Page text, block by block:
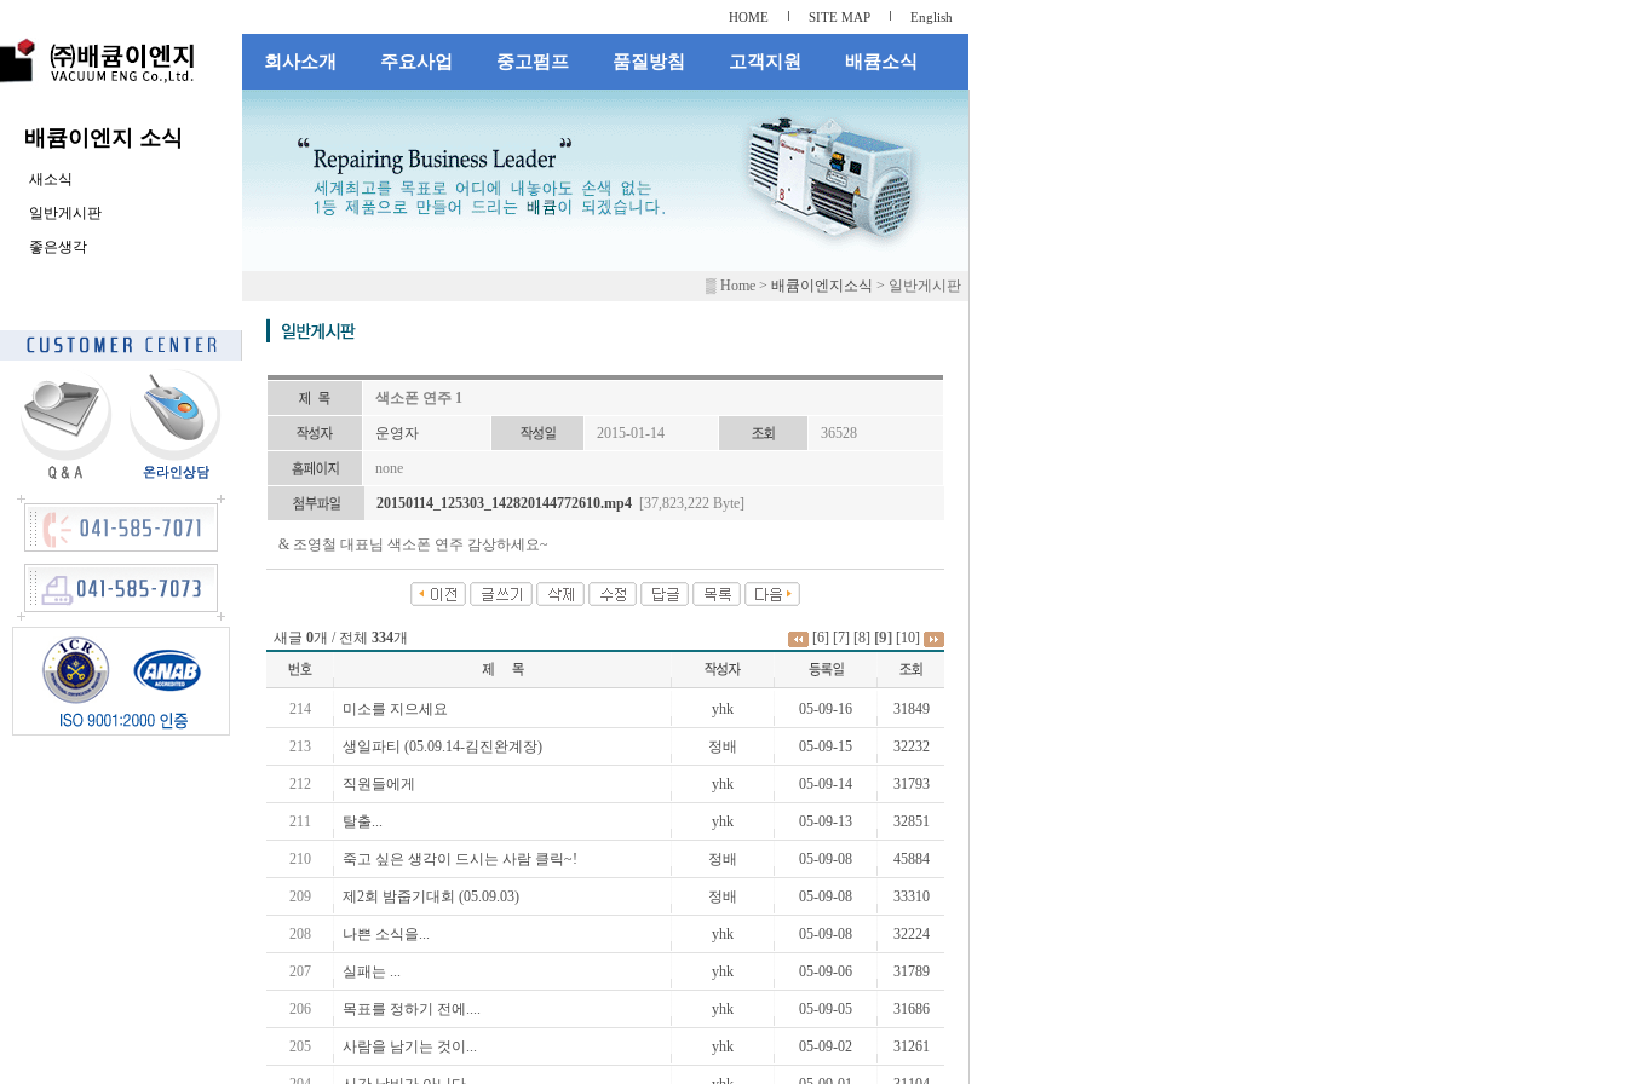
HOME SITE MAP English
회사소개 주요사업 중고펌프 품질방침 고객지원 배큠소식
배큠이엔지 소식
새소식
일반게시판
좋은생각
▒ Home > 배큠이엔지소식 > 일반게시판
색소폰 연주 1
운영자 2015-01-14 36528
none
20150114_125303_142820144772610.mp4 [37,823,222 Byte]
& 조영철 대표님 색소폰 연주 감상하세요~
새글 0개 / 전체 334개 [6] [7] [8] [9] [10]
214 미소를 지으세요 yhk 05-09-16 31849
213 생일파티 (05.09.14-김진완계장) 정배 05-09-15 32232
212 직원들에게 yhk 05-09-14 31793
211 탈출... yhk 05-09-13 32851
210 죽고 싶은 생각이 드시는 사람 클릭~! 정배 05-09-08 45884
209 제2회 밤줍기대회 (05.09.03) 정배 05-09-08 33310
208 나쁜 소식을... yhk 05-09-08 32224
207 실패는 ... yhk 05-09-06 31789
206 목표를 정하기 전에.... yhk 05-09-05 31686
205 사람을 남기는 것이... yhk 05-09-02 31261